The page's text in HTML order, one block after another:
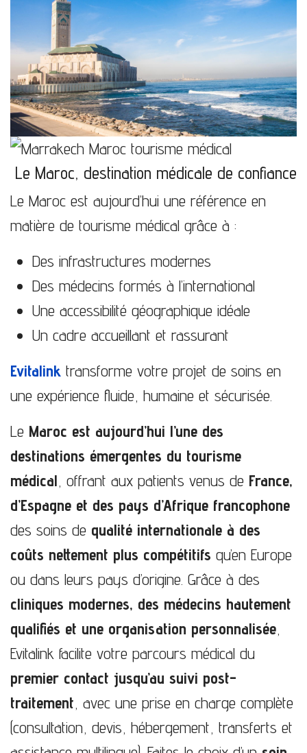
Le Maroc, destination médicale de confiance
Le Maroc est aujourd’hui une référence en
matière de tourisme médical grâce à :
Des infrastructures modernes
Des médecins formés à l’international
Une accessibilité géographique idéale
Un cadre accueillant et rassurant
Evitalink transforme votre projet de soins en
une expérience fluide, humaine et sécurisée.
Le Maroc est aujourd’hui l’une des
destinations émergentes du tourisme
médical , offrant aux patients venus de France,
d’Espagne et des pays d’Afrique francophone
des soins de qualité internationale à des
coûts nettement plus compétitifs qu’en Europe
ou dans leurs pays d’origine. Grâce à des
cliniques modernes, des médecins hautement
qualifiés et une organisation personnalisée
Evitalink facilite votre parcours médical du
premier contact jusqu’au suivi post-
traitement , avec une prise en charge complète
(consultation, devis, hébergement, transferts et